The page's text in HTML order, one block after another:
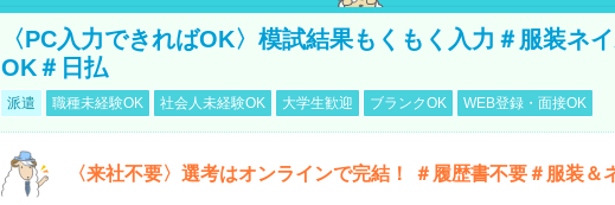
〈PC入力できればOK〉模試結果もくもく入力＃服装ネ
OK＃日払
派遣 職種未経験OK 社会人未経験OK 大学生歓迎 ブランクOK WEB登録・面接OK
〈来社不要〉選考はオンラインで完結！ ＃履歴書不要＃服装＆